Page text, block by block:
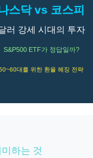
스닥 vs 코스피
러 강세 시대의 투자
S&P500 ETF가 정답일까?
대를 위한 환율 헤징 전략
하는 것